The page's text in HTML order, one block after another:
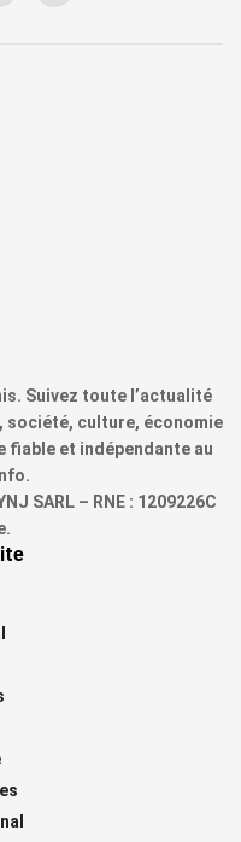
Suivez toute l’actualité
société, culture, économie
fiable et indépendante au
SARL – RNE : 1209226C